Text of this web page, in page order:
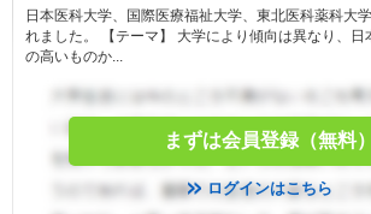
2月9日
東北大学 総合型選抜Ⅲ
福井大学 学校推薦型選抜Ⅱ
名古屋大学 推薦
三重大学 学校推薦型選抜
慶應義塾大学 一般
福岡大学 学部留学生選抜
【海外教育プログラム特別入試】
＜科目詳細＞
1次試験：
出願時に提出された書類等により第1次選考合格者を
プログラムの学習成果については各教科の成績評価
り組んだ課題や論文・教育プログラム以外で取り組
ト等から適応性を評価します。
日本医科大学、国際医療福祉大学、東北医科薬科大
れました。 【テーマ】 大学により傾向は異なり、日
の高いものか...
まずは会員登録（無料）
ログインはこちら